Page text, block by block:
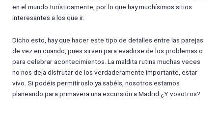
en el mundo turísticamente, por lo que hay muchísimos sitios
interesantes a los que ir.
Dicho esto, hay que hacer este tipo de detalles entre las parejas
de vez en cuando, pues sirven para evadirse de los problemas o
para celebrar acontecimientos. La maldita rutina muchas veces
no nos deja disfrutar de los verdaderamente importante, estar
vivo. Si podéis permitíroslo ya sabéis, nosotros estamos
planeando para primavera una excursión a Madrid ¿Y vosotros?